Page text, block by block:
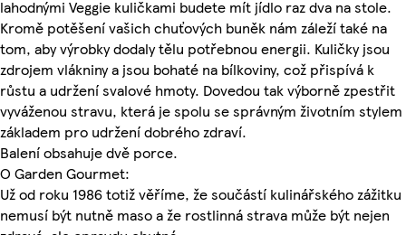
lahodnými Veggie kuličkami budete mít jídlo raz dva na stole.
Kromě potěšení vašich chuťových buněk nám záleží také na
tom, aby výrobky dodaly tělu potřebnou energii. Kuličky jsou
zdrojem vlákniny a jsou bohaté na bílkoviny, což přispívá k
růstu a udržení svalové hmoty. Dovedou tak výborně zpestřit
vyváženou stravu, která je spolu se správným životním stylem
základem pro udržení dobrého zdraví.
Balení obsahuje dvě porce.
O Garden Gourmet:
Už od roku 1986 totiž věříme, že součástí kulinářského zážitku
nemusí být nutně maso a že rostlinná strava může být nejen